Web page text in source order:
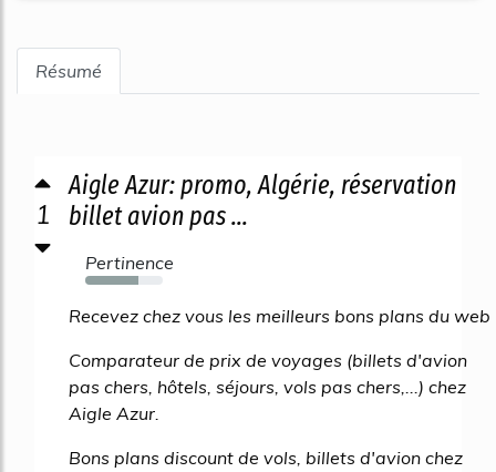
Résumé
1
Aigle Azur: promo, Algérie, réservation
billet avion pas ...
Pertinence
68%
Recevez chez vous les meilleurs bons plans du web
Comparateur de prix de voyages (billets d'avion
pas chers, hôtels, séjours, vols pas chers,...) chez
Aigle Azur.
Bons plans discount de vols, billets d'avion chez